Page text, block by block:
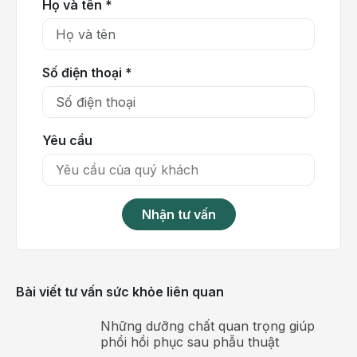
nguy
bệnh.
Truyền
là
Họ và tên *
Số điện thoại *
Yêu cầu
Nhận tư vấn
Bài viết tư vấn sức khỏe liên quan
Những dưỡng chất quan trọng giúp
phổi hồi phục sau phẫu thuật